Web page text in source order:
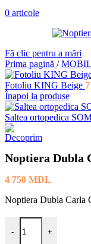
0 articole
Fă clic pentru a mări
Prima pagină /
Fotoliu KING Beige
Înapoi la produse
Saltea ortopedica
Noptiera Dubla
4 750 MDL
Noptiera Dubla Carla
-
Cantitate Noptiera
+